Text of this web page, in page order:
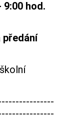
9:00 hod.
předání